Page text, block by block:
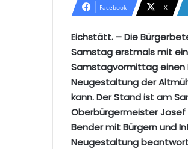
Facebook X
Eichstätt. – Die
Samstag erstmals mit
Samstagvormittag einen
Neugestaltung der
kann. Der Stand ist am
Oberbürgermeister
Bender mit Bürgern und
Neugestaltung